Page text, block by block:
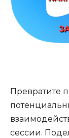
Превратите
сессии.